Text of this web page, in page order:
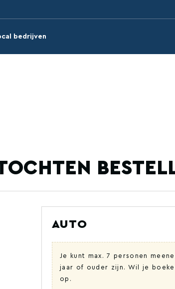
bedrijven
AUTO
Je kunt max. 7 personen
jaar of ouder zijn. Wil je
op.